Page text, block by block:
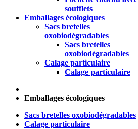
soufflets
Emballages écologiques
Sacs bretelles
oxobiodégradables
Sacs bretelles
oxobiodégradables
Calage particulaire
Calage particulaire
Emballages écologiques
Sacs bretelles oxobiodégradables
Calage particulaire